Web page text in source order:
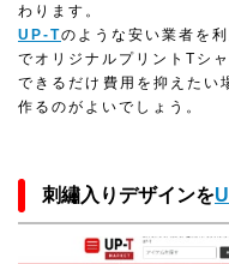
わります。
UP-Tのような安い業者を
でオリジナルプリントTシ
できるだけ費用を抑えたい
作るのがよいでしょう。
刺繡入りデザインを